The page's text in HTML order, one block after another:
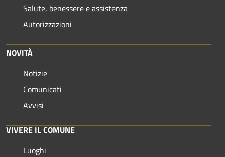
Salute, benessere e assistenza
Autorizzazioni
NOVITÀ
Notizie
Comunicati
Avvisi
VIVERE IL COMUNE
Luoghi